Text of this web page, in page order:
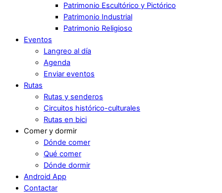
Patrimonio Escultórico y Pictórico
Patrimonio Industrial
Patrimonio Religioso
Eventos
Langreo al día
Agenda
Enviar eventos
Rutas
Rutas y senderos
Circuitos histórico-culturales
Rutas en bici
Comer y dormir
Dónde comer
Qué comer
Dónde dormir
Android App
Contactar